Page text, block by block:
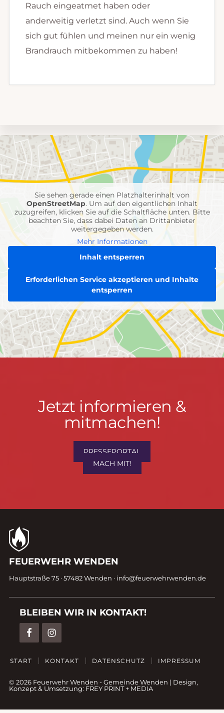
Rauch eingeatmet haben oder
anderweitig verletzt sind. Auch wenn Sie
sich gut fühlen und meinen nur ein wenig
Brandrauch mitbekommen zu haben!
Umgebungskarte
mit
Feuerwehr-
Einheiten
Sie sehen gerade einen Platzhalterinhalt von
OpenStreetMap. Um auf den eigentlichen Inhalt
zuzugreifen, klicken Sie auf die Schaltfläche unten. Bitte
beachten Sie, dass dabei Daten an Drittanbieter
weitergegeben werden.
Mehr Informationen
Inhalt entsperren
Erforderlichen Service akzeptieren und Inhalte
entsperren
Jetzt
informieren
mitmachen!
Jetzt informieren &
mitmachen!
PRESSEPORTAL
MACH MIT!
Kontaktdaten
Fußzeile
FEUERWEHR WENDEN
Hauptstraße 75 · 57482 Wenden · info@feuerwehrwenden.de
BLEIBEN WIR IN KONTAKT!
START KONTAKT DATENSCHUTZ IMPRESSUM
© 2026 Feuerwehr Wenden -Gemeinde Wenden | Design,
Konzept & Umsetzung: FREY PRINT + MEDIA